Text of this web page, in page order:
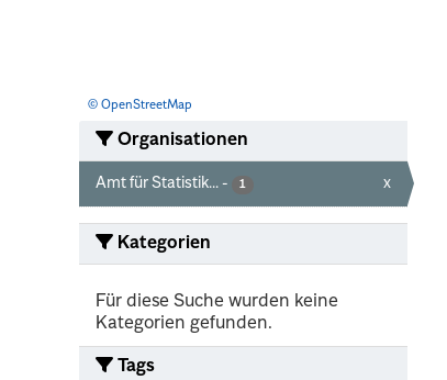
© OpenStreetMap
Organisationen
Amt für Statistik... - 1 x
Kategorien
Für diese Suche wurden keine
Kategorien gefunden.
Tags